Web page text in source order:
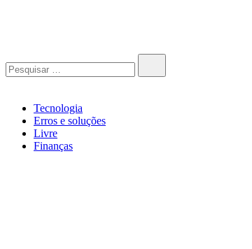
Tecnologia
Erros e soluções
Livre
Finanças